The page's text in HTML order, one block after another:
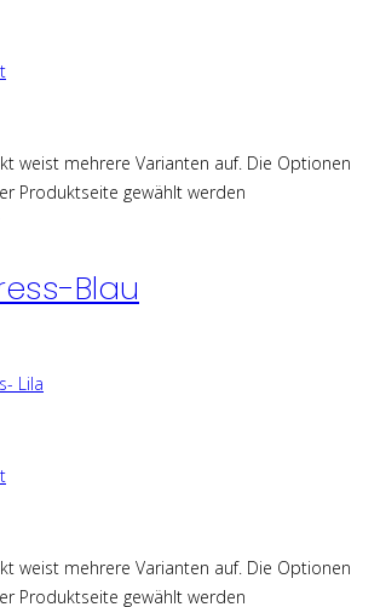
weist mehrere Varianten auf. Die Optionen
Produktseite gewählt werden
Blau
weist mehrere Varianten auf. Die Optionen
Produktseite gewählt werden